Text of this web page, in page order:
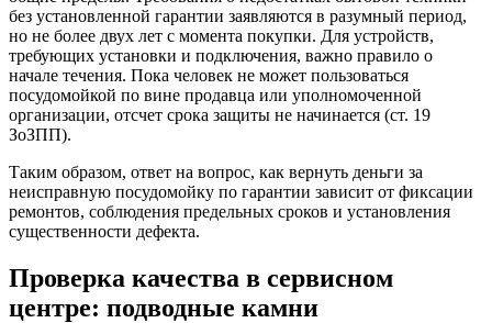
без установленной гарантии заявляются в разумный период,
но не более двух лет с момента покупки. Для устройств,
требующих установки и подключения, важно правило о
начале течения. Пока человек не может пользоваться
посудомойкой по вине продавца или уполномоченной
организации, отсчет срока защиты не начинается (ст. 19
ЗоЗПП).
Таким образом, ответ на вопрос, как вернуть деньги за
неисправную посудомойку по гарантии зависит от фиксации
ремонтов, соблюдения предельных сроков и установления
существенности дефекта.
Проверка качества в сервисном
центре: подводные камни